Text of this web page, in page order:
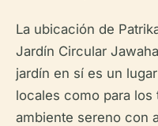
La ubicación de
Jardín Circular
jardín en sí es un
locales como para
ambiente sereno con